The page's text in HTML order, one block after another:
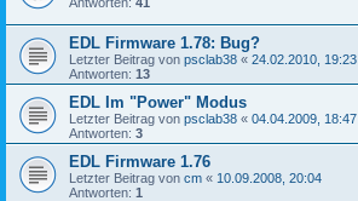
EDL Firmware 1.78: Bug?
Letzter Beitrag von psclab38 « 24.02.2010, 19:23
Antworten: 13
EDL Im "Power" Modus
Letzter Beitrag von psclab38 « 04.04.2009, 18:47
Antworten: 3
EDL Firmware 1.76
Letzter Beitrag von cm « 10.09.2008, 20:04
Antworten: 1